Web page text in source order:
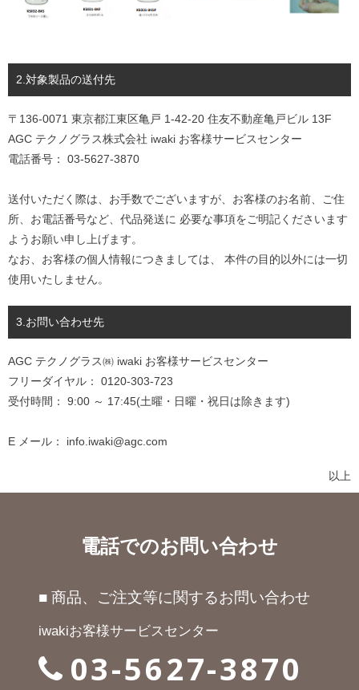
2.対象製品の送付先
〒136-0071 東京都江東区亀戸 1-42-20 住友不動産亀戸ビル 13F
AGC テクノグラス株式会社 iwaki お客様サービスセンター
電話番号： 03-5627-3870
送付いただく際は、お手数でございますが、お客様のお名前、ご住
所、お電話番号など、代品発送に 必要な事項をご明記くださいます
ようお願い申し上げます。
なお、お客様の個人情報につきましては、 本件の目的以外には一切
使用いたしません。
3.お問い合わせ先
AGC テクノグラス㈱ iwaki お客様サービスセンター
フリーダイヤル： 0120-303-723
受付時間： 9:00 ～ 17:45(土曜・日曜・祝日は除きます)
E メール： info.iwaki@agc.com
以上
電話でのお問い合わせ
■ 商品、ご注文等に関するお問い合わせ
iwakiお客様サービスセンター
03-5627-3870